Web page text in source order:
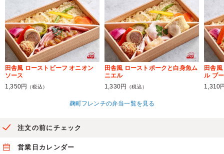
田舎風 ローストビーフ オニオン
ソース
1,350円
（税込）
田舎風 ローストポークと白身魚ム
ニエル
1,330円
（税込）
田舎
ル ブ
1,310
麹町フレンチの弁当一覧を見る
注文の前にチェック
営業日カレンダー